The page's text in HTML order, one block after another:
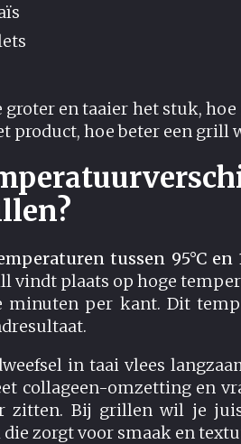
en taaier het stuk,
product, hoe beter een grill
tussen 95°C en
vindt plaats op hoge
minuten per kant. Dit
in taai vlees
collageen-omzetting en
zitten. Bij grillen wil je
zorgt voor smaak en